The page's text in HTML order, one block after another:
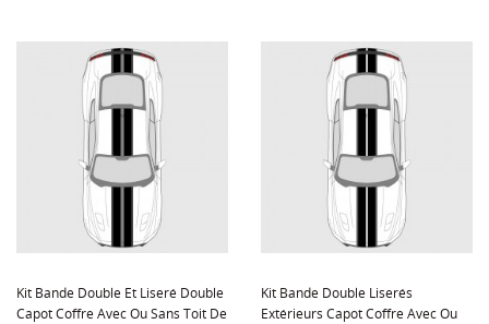
Kit Bande Double Et Liseré Double
Capot Coffre Avec Ou Sans Toit De
Kit Bande Double Liserés
Extérieurs Capot Coffre Avec Ou